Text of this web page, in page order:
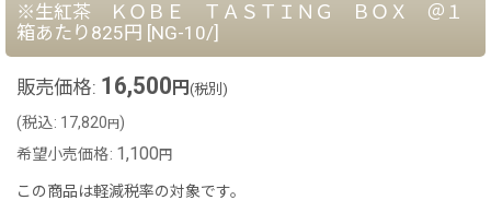
※生紅茶 ＫＯＢＥ ＴＡＳＴＩＮＧ ＢＯＸ ＠１
箱あたり825円 [NG-10/]
販売価格: 16,500 円 (税別)
(税込: 17,820円)
希望小売価格: 1,100 円
この商品は軽減税率の対象です。